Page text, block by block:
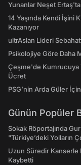
Yunanlar Neşet
14 Yaşında Kendi İşini
Kazanıyor
ultrAslan Lideri
Psikolojiye Göre Daha
Çeşme'de Kumrucuya
Ücret
PSG’nin Arda Güler
Günün Popüler
Sokak Röportajında
"Türkiye’deki Yolların
Uzun Süredir Kanserle
Kaybetti